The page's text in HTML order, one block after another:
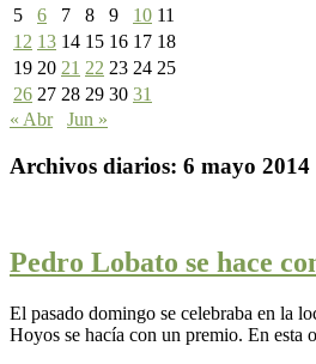
5
6 7 8 9 10 11
12 13 14 15 16 17 18
19 20 21 22 23 24 25
26 27 28 29 30 31
« Abr
Jun »
Archivos diarios: 6 mayo 2014
Pedro Lobato se hace
El pasado domingo se celebraba en la
Hoyos se hacía con un premio. En esta